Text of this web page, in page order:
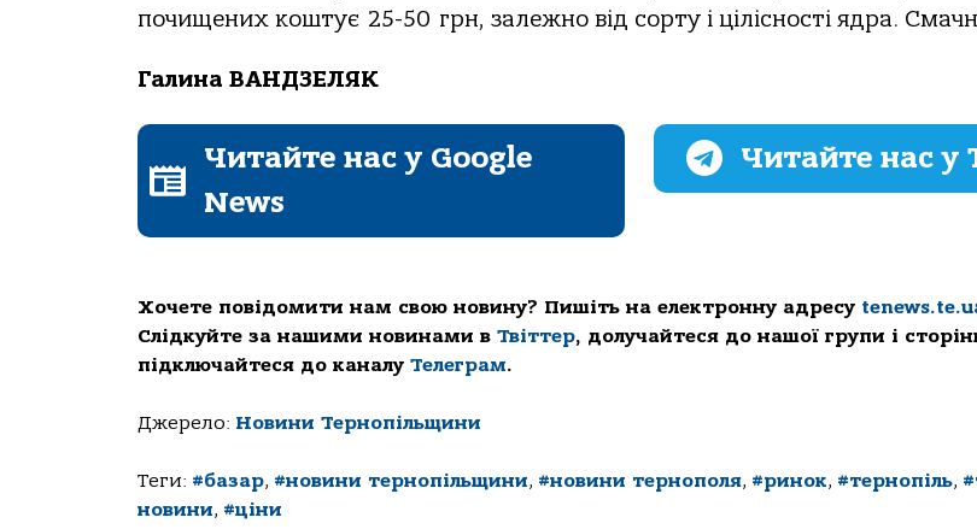
почищених коштує 25-50 грн, залежно від сорту і цілісності ядра.
Галина ВАНДЗЕЛЯК
Читайте нас у Google
News
Читайте нас у
Хочете повідомити нам свою новину? Пишіть на електронну адресу
Слідкуйте за нашими новинами в Твіттер, долучайтеся до нашої групи і
підключайтеся до каналу Телеграм.
Джерело: Новини Тернопільщини
Теги: #базар, #новини тернопільщини, #новини тернополя, #ринок, #тернопіль,
новини, #ціни